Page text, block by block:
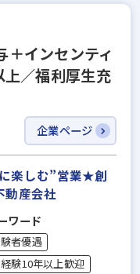
インセンティ
／福利厚生充
企業ページ
楽しむ”営業★創
動産会社
ワード
者優遇
験10年以上歓迎